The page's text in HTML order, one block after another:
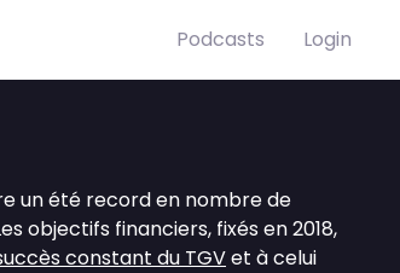
Podcasts Login
un été record en nombre de
objectifs financiers, fixés en 2018,
constant du TGVet à celui